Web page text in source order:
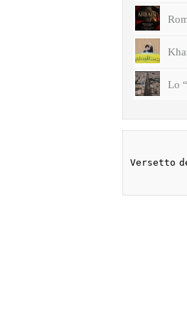
Lo
Versetto